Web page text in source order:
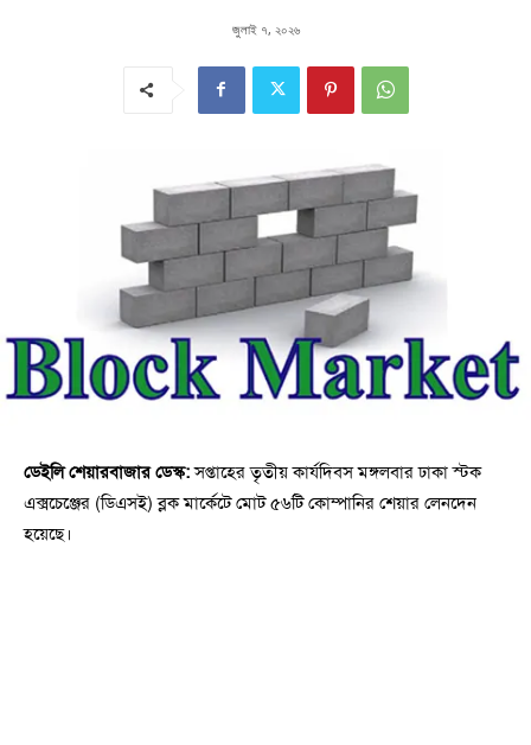
জুলাই ৭, ২০২৬
ডেইলি শেয়ারবাজার ডেস্ক:সপ্তাহের তৃতীয় কার্যদিবস মঙ্গলবার ঢাকা স্টক
এক্সচেঞ্জের (ডিএসই) ব্লক মার্কেটে মোট ৫৬টি কোম্পানির শেয়ার লেনদেন
হয়েছে।